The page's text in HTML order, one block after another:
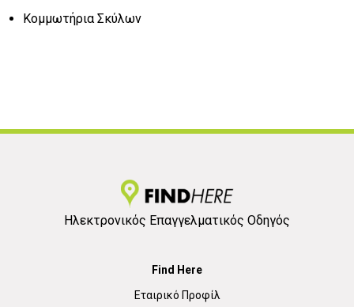
Κομμωτήρια Σκύλων
Ηλεκτρονικός Επαγγελματικός Οδηγός
Find Here
Εταιρικό Προφίλ